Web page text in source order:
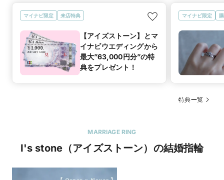
マイナビ限定 来店特典
【アイズストーン】とマ
イナビウエディングから
最大”63,000円分”の特
典をプレゼント！
マイナビ限定
特典一覧
MARRIAGE RING
I's stone（アイズストーン）の結婚指輪